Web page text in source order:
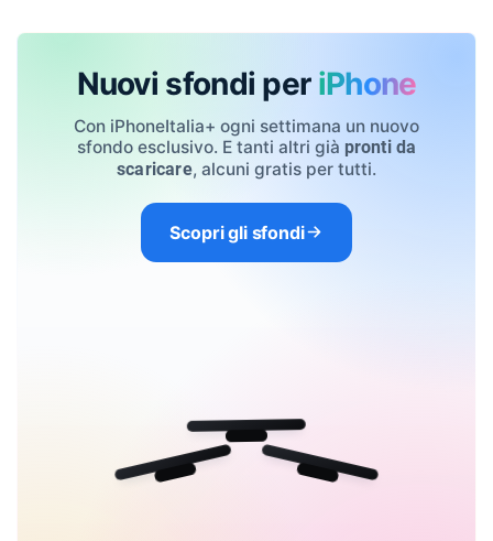
Nuovi sfondi per iPhone
Con iPhoneItalia+ ogni settimana un nuovo
sfondo esclusivo. E tanti altri già pronti da
scaricare, alcuni gratis per tutti.
Scopri gli sfondi